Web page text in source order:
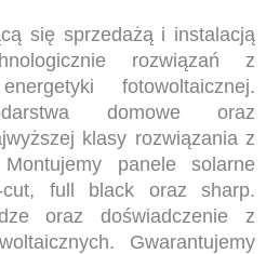
się sprzedażą i instalacją
rozwiązań z
fotowoltaicznej.
domowe oraz
klasy rozwiązania z
panele solarne
full black oraz sharp.
oraz doświadczenie z
Gwarantujemy